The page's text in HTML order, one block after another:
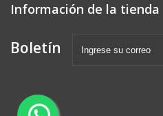
Información de la tienda
Boletín